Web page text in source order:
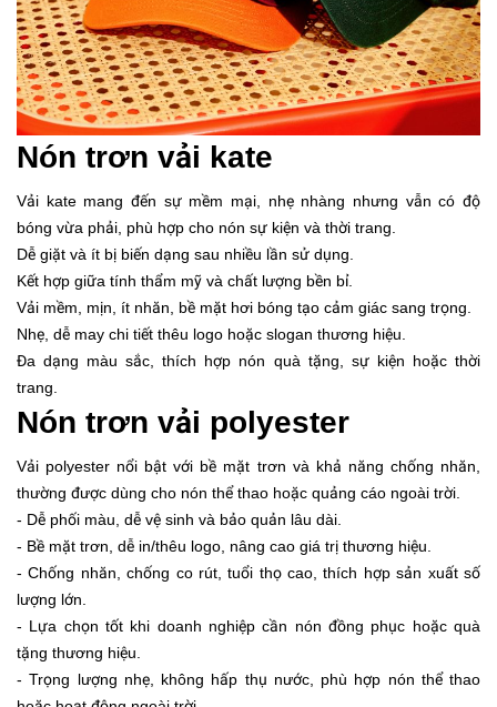
Nón trơn vải kate
Vải kate mang đến sự mềm mại, nhẹ nhàng nhưng vẫn có độ
bóng vừa phải, phù hợp cho nón sự kiện và thời trang.
Dễ giặt và ít bị biến dạng sau nhiều lần sử dụng.
Kết hợp giữa tính thẩm mỹ và chất lượng bền bỉ.
Vải mềm, mịn, ít nhăn, bề mặt hơi bóng tạo cảm giác sang trọng.
Nhẹ, dễ may chi tiết thêu logo hoặc slogan thương hiệu.
Đa dạng màu sắc, thích hợp nón quà tặng, sự kiện hoặc thời
trang.
Nón trơn vải polyester
Vải polyester nổi bật với bề mặt trơn và khả năng chống nhăn,
thường được dùng cho nón thể thao hoặc quảng cáo ngoài trời.
- Dễ phối màu, dễ vệ sinh và bảo quản lâu dài.
- Bề mặt trơn, dễ in/thêu logo, nâng cao giá trị thương hiệu.
- Chống nhăn, chống co rút, tuổi thọ cao, thích hợp sản xuất số
lượng lớn.
- Lựa chọn tốt khi doanh nghiệp cần nón đồng phục hoặc quà
tặng thương hiệu.
- Trọng lượng nhẹ, không hấp thụ nước, phù hợp nón thể thao